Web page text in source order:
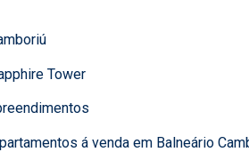
Tower
á venda em Balneário